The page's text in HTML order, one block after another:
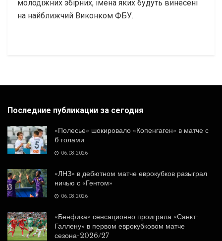
молодіжних збірних, імена яких будуть винесені
на найближчий Виконком ФБУ.
Последние публикации за сегодня
«Полесье» шокировало «Копенгаген» в матче с
6 голами
06.08.2026
«ЛНЗ» в дебютном матче еврокубков разыграл
ничью с «Гентом»
06.08.2026
«Бенфика» сенсационно проиграла «Санкт-
Галлену» в первом еврокубковом матче
сезона-2026/27